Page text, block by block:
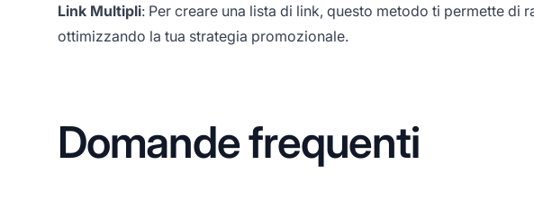
Link Multipli: Per creare una lista di link, questo metodo ti permette
ottimizzando la tua strategia promozionale.
Domande frequenti